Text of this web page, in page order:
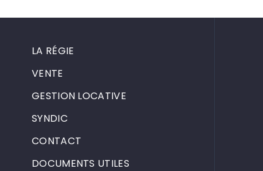
LA RÉGIE
VENTE
GESTION LOCATIVE
SYNDIC
CONTACT
DOCUMENTS UTILES